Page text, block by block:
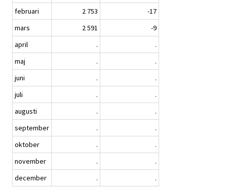
februari
2 753
-17
mars
2 591
-9
april
.
.
maj
.
.
juni
.
.
juli
.
.
augusti
.
.
september
.
.
oktober
.
.
november
.
.
december
. .